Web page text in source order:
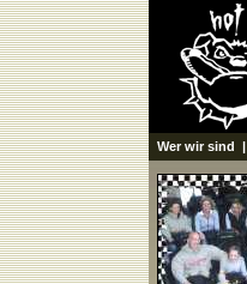
Wer wir sind |